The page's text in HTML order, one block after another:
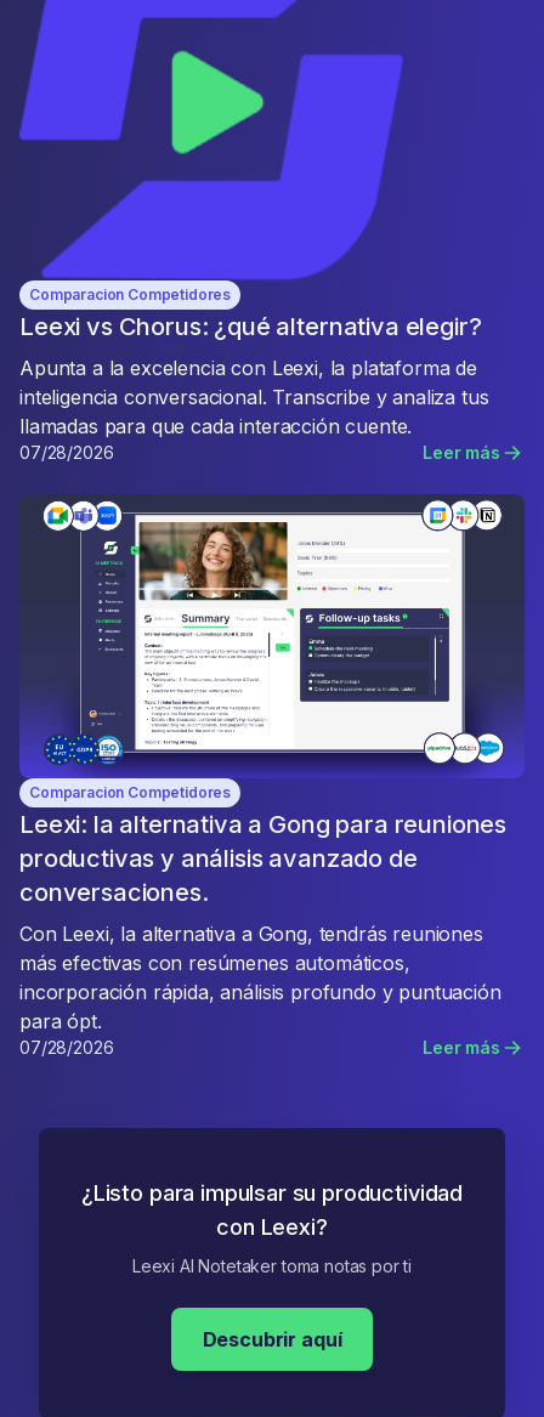
Comparacion Competidores
Leexi vs Chorus: ¿qué alternativa elegir?
Apunta a la excelencia con Leexi, la plataforma de
inteligencia conversacional. Transcribe y analiza tus
llamadas para que cada interacción cuente.
07/28/2026 Leer más
Comparacion Competidores
Leexi: la alternativa a Gong para reuniones
productivas y análisis avanzado de
conversaciones.
Con Leexi, la alternativa a Gong, tendrás reuniones
más efectivas con resúmenes automáticos,
incorporación rápida, análisis profundo y puntuación
para ópt.
07/28/2026 Leer más
¿Listo para impulsar su productividad
con Leexi?
Leexi AI Notetaker toma notas por ti
Descubrir aquí